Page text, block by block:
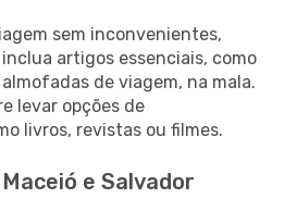
sem inconvenientes,
artigos essenciais, como
de viagem, na mala.
levar opções de
livros, revistas ou filmes.
e Salvador